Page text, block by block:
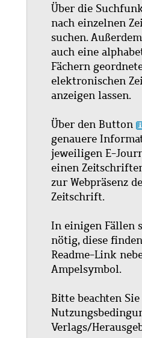
Über die
nach einzelnen
suchen.
auch eine
Fächern
elektronischen
anzeigen lassen.
Über den Button
genauere
jeweiligen E-
einen
zur Webpräsenz
Zeitschrift.
In einigen Fällen
nötig, diese
Readme-Link
Ampelsymbol.
Bitte beachten
Verlags/